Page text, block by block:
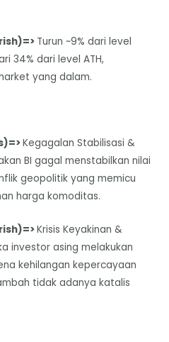
Turun ~9% dari level
34% dari level ATH,
yang dalam.
Kegagalan Stabilisasi &
BI gagal menstabilkan nilai
geopolitik yang memicu
harga komoditas.
Krisis Keyakinan &
investor asing melakukan
kehilangan kepercayaan
tidak adanya katalis